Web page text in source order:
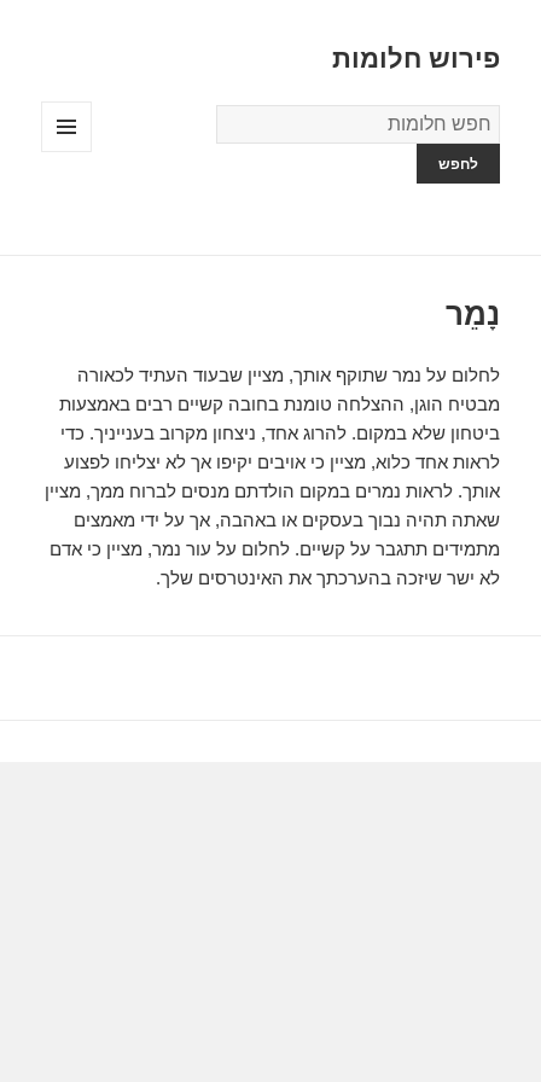
פירוש חלומות
מילון
החלומות
נָמֵר
לחלום על נמר שתוקף אותך, מציין שבעוד העתיד לכאורה
מבטיח הוגן, ההצלחה טומנת בחובה קשיים רבים באמצעות
ביטחון שלא במקום. להרוג אחד, ניצחון מקרוב בענייניך. כדי
לראות אחד כלוא, מציין כי אויבים יקיפו אך לא יצליחו לפצוע
אותך. לראות נמרים במקום הולדתם מנסים לברוח ממך, מציין
שאתה תהיה נבוך בעסקים או באהבה, אך על ידי מאמצים
מתמידים תתגבר על קשיים. לחלום על עור נמר, מציין כי אדם
לא ישר שיזכה בהערכתך את האינטרסים שלך.